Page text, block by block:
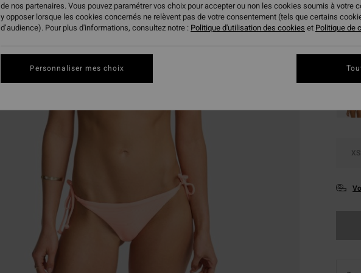
BONS
XS
de nos partenaires. Vous pouvez paramétrer vos choix pour accepter ou non les cookies soumis à votre
y opposer lorsque les cookies concernés ne relèvent pas de votre consentement (tels que certains
d’audience). Pour plus d'informations, consultez notre : Politique d'utilisation des cookies et Politique de
Personnaliser mes choix